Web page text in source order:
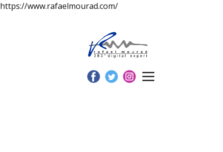
https://www.rafaelmourad.com/